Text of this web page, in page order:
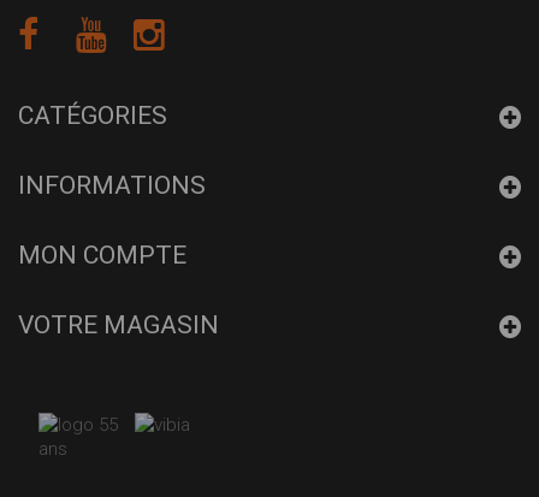
CATÉGORIES
INFORMATIONS
MON COMPTE
VOTRE MAGASIN